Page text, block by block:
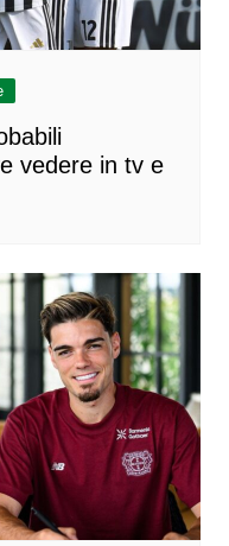
vedere in tv e